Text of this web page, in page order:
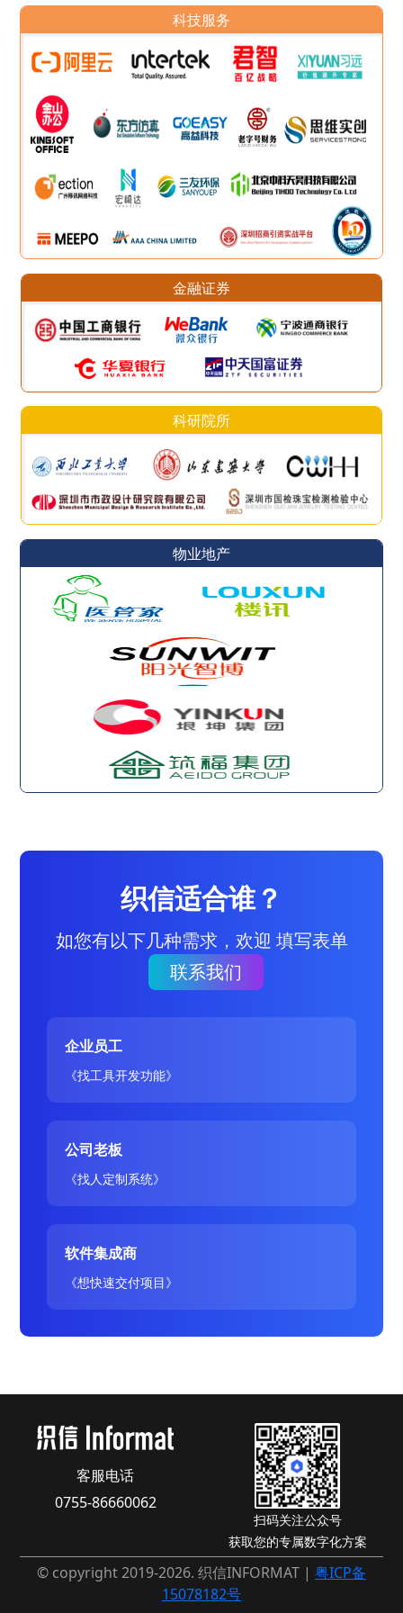
科技服务
金融证券
科研院所
物业地产
织信适合谁？
如您有以下几种需求，欢迎 填写表单
联系我们
企业员工
《找工具开发功能》
公司老板
《找人定制系统》
软件集成商
《想快速交付项目》
客服电话
0755-86660062
扫码关注公众号
获取您的专属数字化方案
© copyright 2019-2026. 织信INFORMAT | 粤ICP备
15078182号